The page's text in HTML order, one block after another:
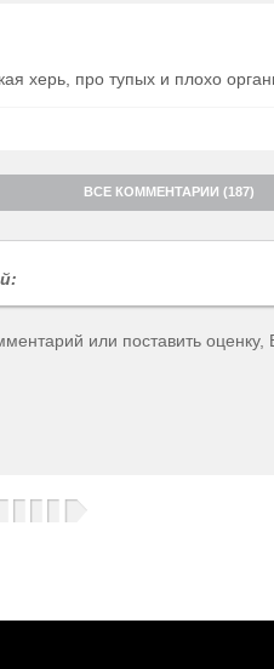
херь, про тупых и плохо
ВСЕ КОММЕНТАРИИ (187)
или поставить